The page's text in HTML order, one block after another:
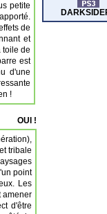
petite
de
et
toile de
est
d'une
!
OUI !
tribale
point
Les
amener
d'être